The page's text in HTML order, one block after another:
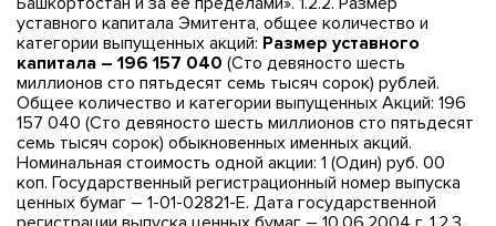
уставного капитала Эмитента, общее количество и
категории выпущенных акций: Размер уставного
капитала – 196 157 040 (Сто девяносто шесть
миллионов сто пятьдесят семь тысяч сорок) рублей.
Общее количество и категории выпущенных Акций: 196
157 040 (Сто девяносто шесть миллионов сто пятьдесят
семь тысяч сорок) обыкновенных именных акций.
Номинальная стоимость одной акции: 1 (Один) руб. 00
коп. Государственный регистрационный номер выпуска
ценных бумаг – 1-01-02821-Е. Дата государственной